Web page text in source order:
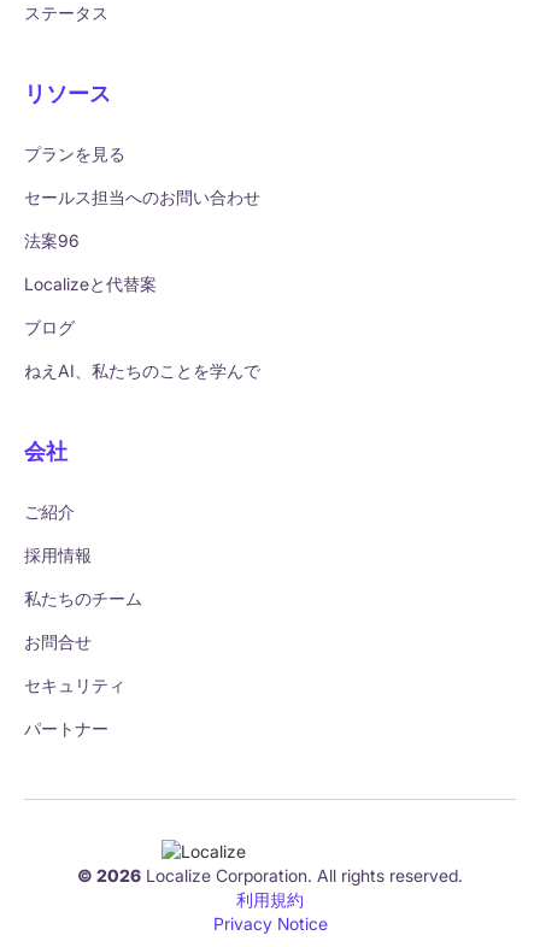
ステータス
リソース
プランを見る
セールス担当へのお問い合わせ
法案96
Localizeと代替案
ブログ
ねえAI、私たちのことを学んで
会社
ご紹介
採用情報
私たちのチーム
お問合せ
セキュリティ
パートナー
© 2026 Localize Corporation. All rights reserved.
利用規約
Privacy Notice